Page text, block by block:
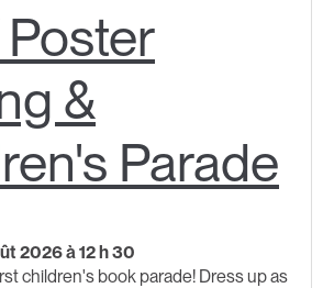
&
Parade
2026 à 12 h 30
children's book parade! Dress up as